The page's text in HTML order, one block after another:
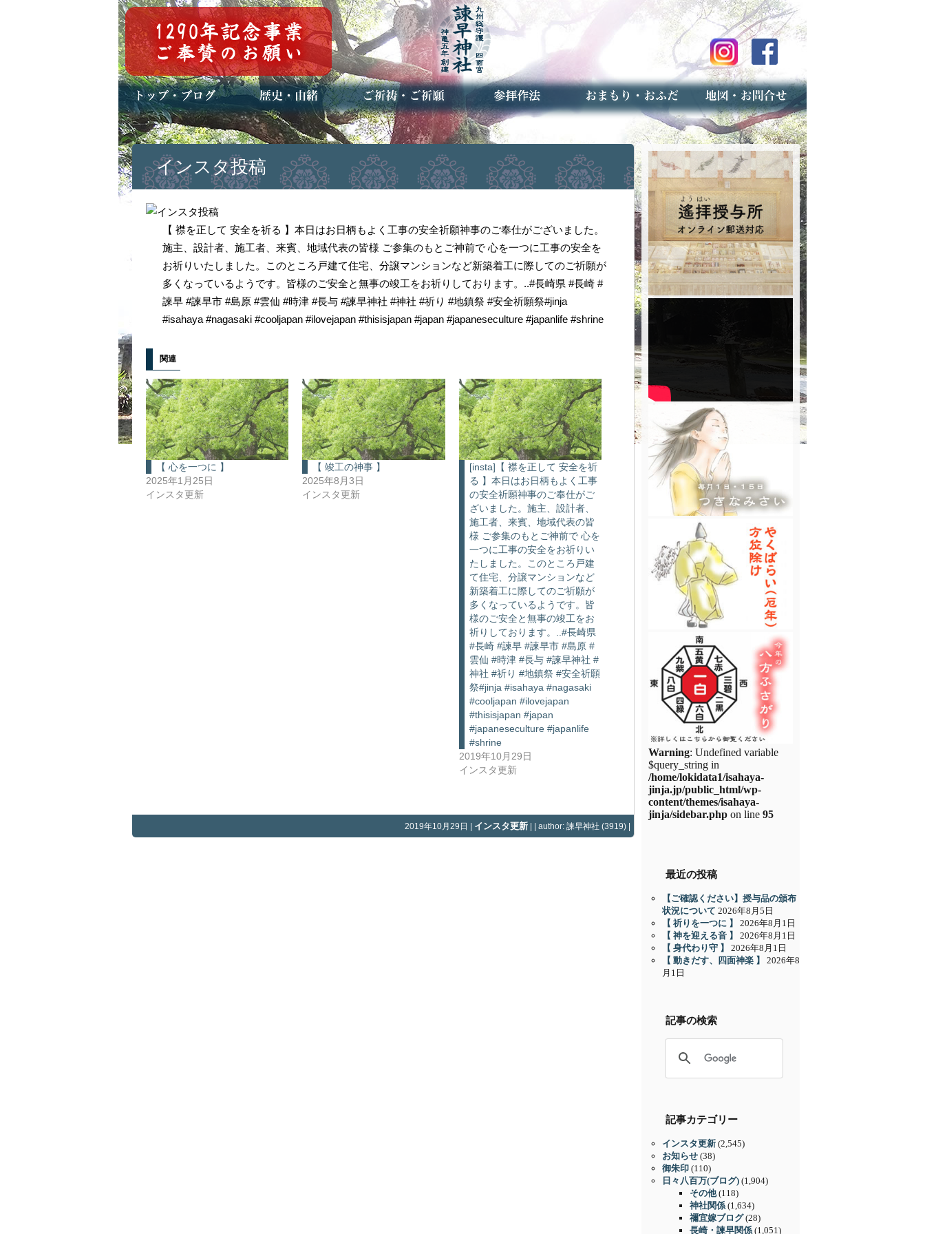
トップページ
ブログ(日々八百万)
お知らせ一覧 歴史・ご祭神
年中行事
メディア掲載 ご祈祷・ご祈願とは
安産祈願
初宮参り
七五三詣
長寿のお祝い
神前結婚式
厄祓い・方位除け
車のお祓い
地鎮祭
神葬祭（神式の葬儀） 神社とは
お参りの作法 授与品のご案内
お焚き上げ（古いお守りのお取り扱い）
アクセスマップ
予約者専用フォーム（事前受付）
インスタ投稿
【 襟を正して 安全を祈る 】本日はお日柄もよく工事の安全祈願神事のご奉仕がございました。
施主、設計者、施工者、来賓、地域代表の皆様 ご参集のもとご神前で 心を一つに工事の安全を
お祈りいたしました。このところ戸建て住宅、分譲マンションなど新築着工に際してのご祈願が
多くなっているようです。皆様のご安全と無事の竣工をお祈りしております。..#長崎県 #長崎 #
諫早 #諫早市 #島原 #雲仙 #時津 #長与 #諫早神社 #神社 #祈り #地鎮祭 #安全祈願祭#jinja
#isahaya #nagasaki #cooljapan #ilovejapan #thisisjapan #japan #japaneseculture #japanlife #shrine
関連
【 心を一つに 】
2025年1月25日
インスタ更新
【 竣工の神事 】
2025年8月3日
インスタ更新
[insta]【 襟を正して 安全を祈
る 】本日はお日柄もよく工事
の安全祈願神事のご奉仕がご
ざいました。施主、設計者、
施工者、来賓、地域代表の皆
様 ご参集のもとご神前で 心を
一つに工事の安全をお祈りい
たしました。このところ戸建
て住宅、分譲マンションなど
新築着工に際してのご祈願が
多くなっているようです。皆
様のご安全と無事の竣工をお
祈りしております。..#長崎県
#長崎 #諫早 #諫早市 #島原 #
雲仙 #時津 #長与 #諫早神社 #
神社 #祈り #地鎮祭 #安全祈願
祭#jinja #isahaya #nagasaki
#cooljapan #ilovejapan
#thisisjapan #japan
#japaneseculture #japanlife
#shrine
2019年10月29日
インスタ更新
2019年10月29日 | インスタ更新 | | author: 諫早神社 (3919) |
Warning: Undefined variable
$query_string in
/home/lokidata1/isahaya-
jinja.jp/public_html/wp-
content/themes/isahaya-
jinja/sidebar.php on line 95
最近の投稿
【ご確認ください】授与品の頒布
状況について 2026年8月5日
【 祈りを一つに 】
2026年8月1日
【 神を迎える音 】
2026年8月1日
【 身代わり守 】
2026年8月1日
【 動きだす、四面神楽 】
2026年8
月1日
記事の検索
記事カテゴリー
インスタ更新 (2,545)
お知らせ (38)
御朱印 (110)
日々八百万(ブログ) (1,904)
その他(118)
神社関係 (1,634)
禰宜嫁ブログ(28)
長崎・諫早関係 (1,051)